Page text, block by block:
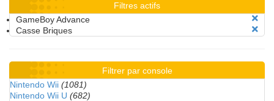
Filtres actifs
GameBoy Advance
Casse Briques
Filtrer par console
Nintendo Wii (1081)
Nintendo Wii U (682)